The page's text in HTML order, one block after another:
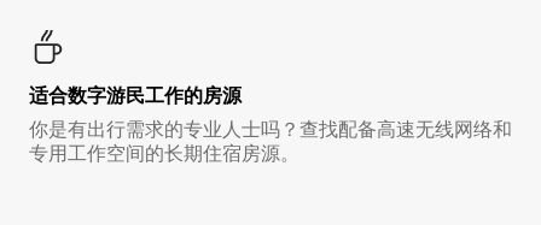
适合数字游民工作的房源
你是有出行需求的专业人士吗？查找配备高速无线网络和
专用工作空间的长期住宿房源。